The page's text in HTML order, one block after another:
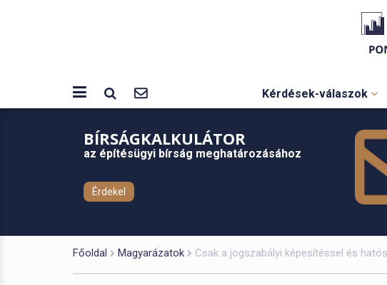
Kérdések-válaszok
BÍRSÁGKALKULÁTOR
az építésügyi bírság meghatározásához
Érdekel
Főoldal Magyarázatok Csak a jogszabályi képesítéssel és